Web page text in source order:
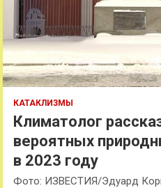
КАТАКЛИЗМЫ
Климатолог
вероятных
в 2023 году
Фото: ИЗВЕСТИЯ/Эдуард